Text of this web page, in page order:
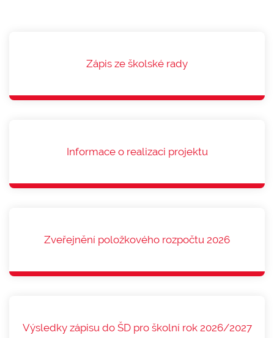
Zápis ze školské rady
Informace o realizaci projektu
Zveřejnění položkového rozpočtu 2026
Výsledky zápisu do ŠD pro školní rok 2026/2027